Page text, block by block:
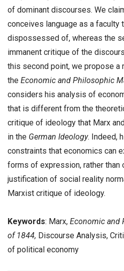
of dominant discourses. We
conceives language as a faculty
dispossessed of, whereas the
immanent critique of the
this second point, we propose a
the Economic and Philosophic
considers his analysis of
that is different from the
critique of ideology that Marx
in the German Ideology. Indeed,
constraints that economics can
forms of expression, rather
justification of social reality
Marxist critique of ideology.
Keywords: Marx, Economic and
of 1844, Discourse Analysis,
of political economy